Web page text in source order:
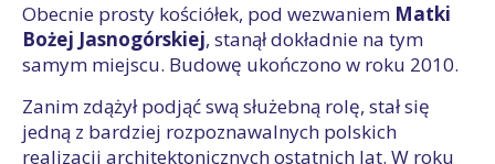
Obecnie prosty kościółek, pod wezwaniem Matki
Bożej Jasnogórskiej, stanął dokładnie na tym
samym miejscu. Budowę ukończono w roku 2010.
Zanim zdążył podjąć swą służebną rolę, stał się
jedną z bardziej rozpoznawalnych polskich
realizacji architektonicznych ostatnich lat. W roku